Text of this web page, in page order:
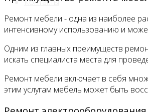
Ремонт мебели - одна из наиболее
интенсивному использованию и
Одним из главных преимуществ
искать специалиста места для
Ремонт мебели включает в себя
этим услугам мебель может быть